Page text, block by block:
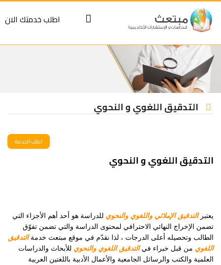
اطلب خدمتك الان
التدقيق اللغوي و النحوي
اطلب الخدمة
التدقيق اللغوي و النحوي
يعتبرالتدقيق الإملائي واللغوي والنحويللدراسة هو أحد أهم الأجزاء التي
تضمن الإخراج النهائي الاحترافي لمحتوى الدراسة والتي تضمن تفوّق
الطالب وتحصيله أعلى الدرجات ، لذا نقدّم في موقع مبتعث خدمةالتدقيق
اللغويمن قبل خبراء فيالتدقيق اللغوي والنحويللأبحاث والدراسات
العلمية والكتب والرسائل الجامعية والأعمال الأدبية باللغتين العربية